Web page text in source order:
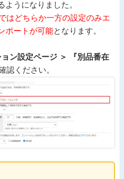
ようになりました。
はどちらか一方の設定のみエ
ポートが可能となります。
ン設定ページ ＞ 『別品番在
認ください。